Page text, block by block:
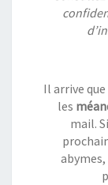
Il arrive
les
mail.